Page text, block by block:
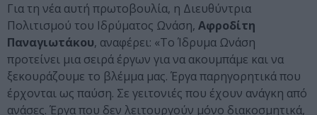
Για τη νέα αυτή πρωτοβουλία, η Διευθύντρια
Πολιτισμού του Ιδρύματος Ωνάση, Αφροδίτη
Παναγιωτάκου, αναφέρει: «Το Ίδρυμα Ωνάση
προτείνει μια σειρά έργων για να ακουμπάμε και να
ξεκουράζουμε το βλέμμα μας. Έργα παρηγορητικά που
έρχονται ως παύση. Σε γειτονιές που έχουν ανάγκη από
ανάσες. Έργα που δεν λειτουργούν μόνο διακοσμητικά,